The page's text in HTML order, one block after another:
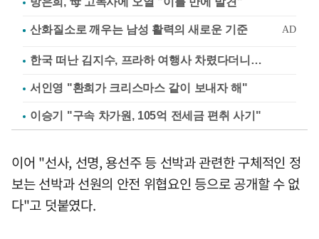
한국 떠난 김지수, 프라하 여행사 차렸다더니…
서인영 "환희가 크리스마스 같이 보내자 해"
이승기 "구속 차가원, 105억 전세금 편취 사기"
이어 "선사, 선명, 용선주 등 선박과 관련한 구체적인 정
보는 선박과 선원의 안전 위협요인 등으로 공개할 수 없
다"고 덧붙였다.